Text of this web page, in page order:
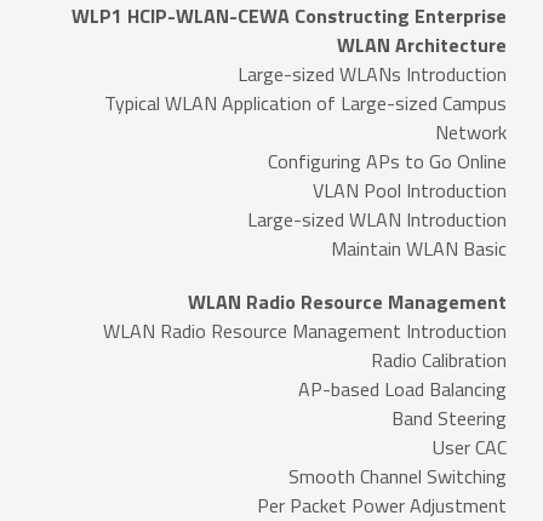
WLP1 HCIP-WLAN-CEWA Constructing Enterprise
WLAN Architecture
Large-sized WLANs Introduction
Typical WLAN Application of Large-sized Campus
Network
Configuring APs to Go Online
VLAN Pool Introduction
Large-sized WLAN Introduction
Maintain WLAN Basic
WLAN Radio Resource Management
WLAN Radio Resource Management Introduction
Radio Calibration
AP-based Load Balancing
Band Steering
User CAC
Smooth Channel Switching
Per Packet Power Adjustment